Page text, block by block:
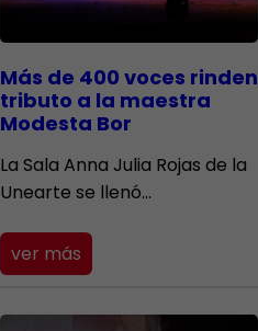
Más de 400 voces rinden
tributo a la maestra
Modesta Bor
​La Sala Anna Julia Rojas de la
Unearte se llenó…
ver más